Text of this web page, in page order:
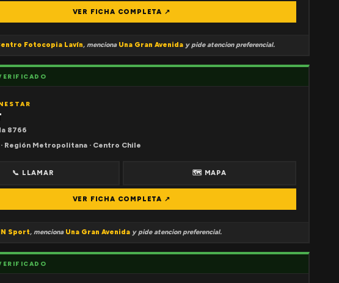
VER FICHA COMPLETA ↗
Fotocopia Lavín, menciona Una Gran Avenida y pide atencion preferencial.
8766
Región Metropolitana · Centro Chile
📞 LLAMAR 🗺 MAPA
VER FICHA COMPLETA ↗
Sport, menciona Una Gran Avenida y pide atencion preferencial.